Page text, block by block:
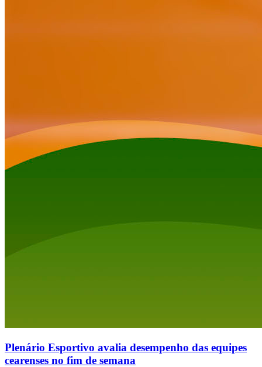
Plenário Esportivo avalia desempenho das equipes
cearenses no fim de semana